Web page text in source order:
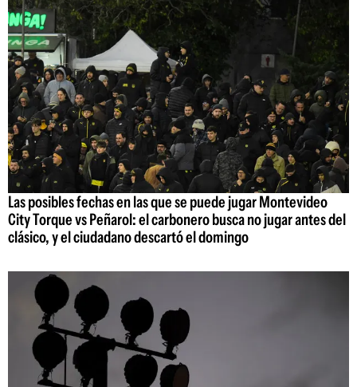
Las posibles fechas en las que se puede jugar Montevideo
City Torque vs Peñarol: el carbonero busca no jugar antes del
clásico, y el ciudadano descartó el domingo